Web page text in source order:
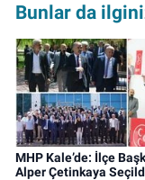
Bunlar da
MHP Kale’de: İlçe
Alper Çetinkaya